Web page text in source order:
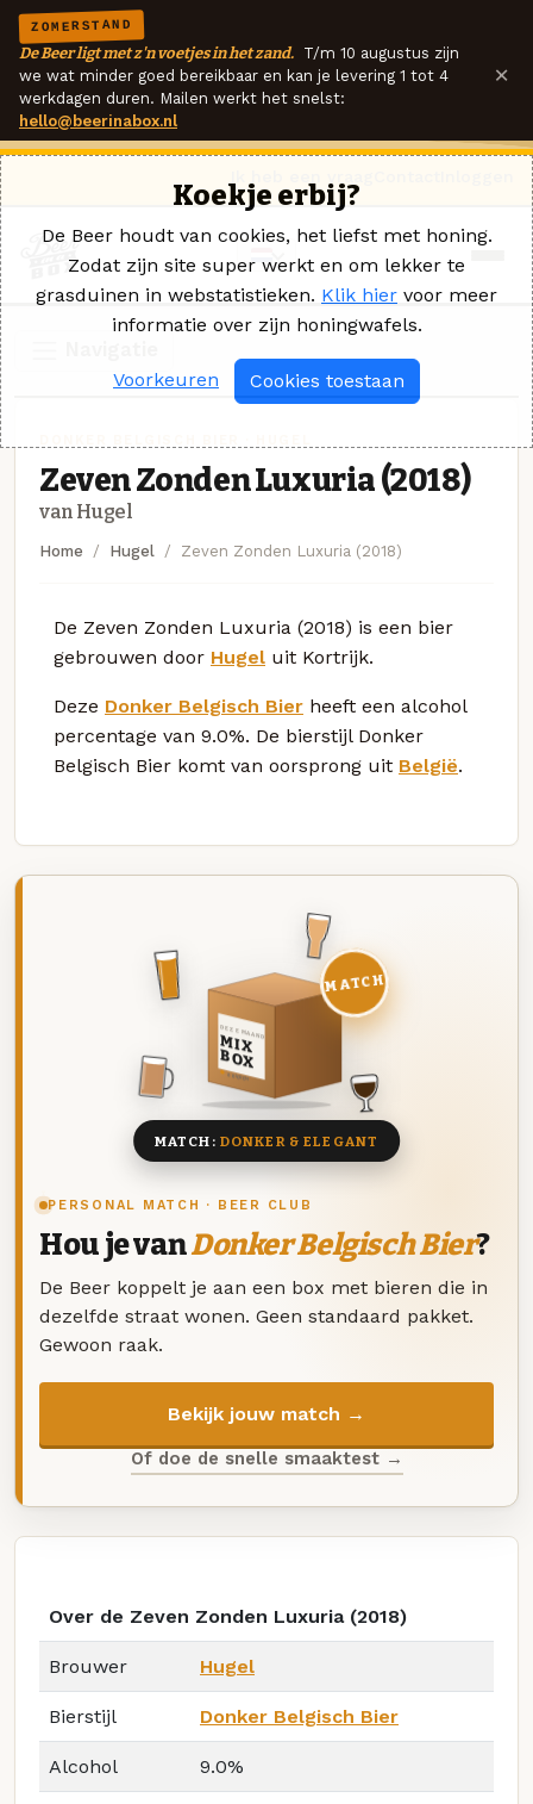
ZOMERSTAND
De Beer ligt met z'n voetjes in het zand. T/m 10 augustus zijn
we wat minder goed bereikbaar en kan je levering 1 tot 4
werkdagen duren. Mailen werkt het snelst:
hello@beerinabox.nl
×
Zeven Zonden Luxuria (2018)
van Hugel
Home Hugel Zeven Zonden Luxuria (2018)
De Zeven Zonden Luxuria (2018) is een bier
gebrouwen door Hugel uit Kortrijk.
Deze Donker Belgisch Bier heeft een alcohol
percentage van 9.0%. De bierstijl Donker
Belgisch Bier komt van oorsprong uit België.
PERSONAL MATCH · BEER CLUB
Hou je vanDonker Belgisch Bier?
De Beer koppelt je aan een box met bieren die in
dezelfde straat wonen. Geen standaard pakket.
Gewoon raak.
Bekijk jouw match →
Of doe de snelle smaaktest →
DEZE MAAND
MIX
BOX
8 BIEREN
MATCH
MATCH: DONKER & ELEGANT
Over de Zeven Zonden Luxuria (2018)
Brouwer Hugel
Bierstijl Donker Belgisch Bier
Alcohol 9.0%
Koekje erbij?
De Beer houdt van cookies, het liefst met honing.
Zodat zijn site super werkt en om lekker te
grasduinen in webstatistieken. Klik hier voor meer
informatie over zijn honingwafels.
Voorkeuren Cookies toestaan